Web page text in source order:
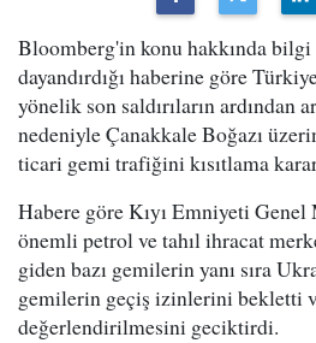
Bloomberg'in konu hakkında
dayandırdığı haberine göre
yönelik son saldırıların ardından
nedeniyle Çanakkale Boğazı
ticari gemi trafiğini kısıtlama
Habere göre Kıyı Emniyeti
önemli petrol ve tahıl ihracat
giden bazı gemilerin yanı sıra
gemilerin geçiş izinlerini bekletti
değerlendirilmesini geciktirdi.